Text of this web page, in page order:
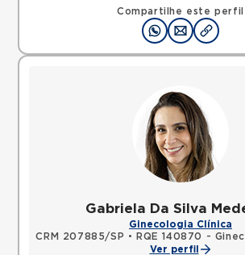
Compartilhe este perfil
Gabriela Da Silva
Ginecologia Clínica
CRM 207885/SP •
RQE 140870 -
Ver perfil